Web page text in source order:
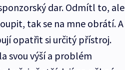
dar. Odmítl to, ale
tak se na mne obrátí. A
opatřit si určitý přístroj.
svou výší a problém